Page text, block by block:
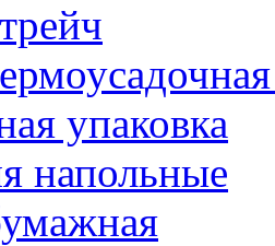
упаковка
напольные